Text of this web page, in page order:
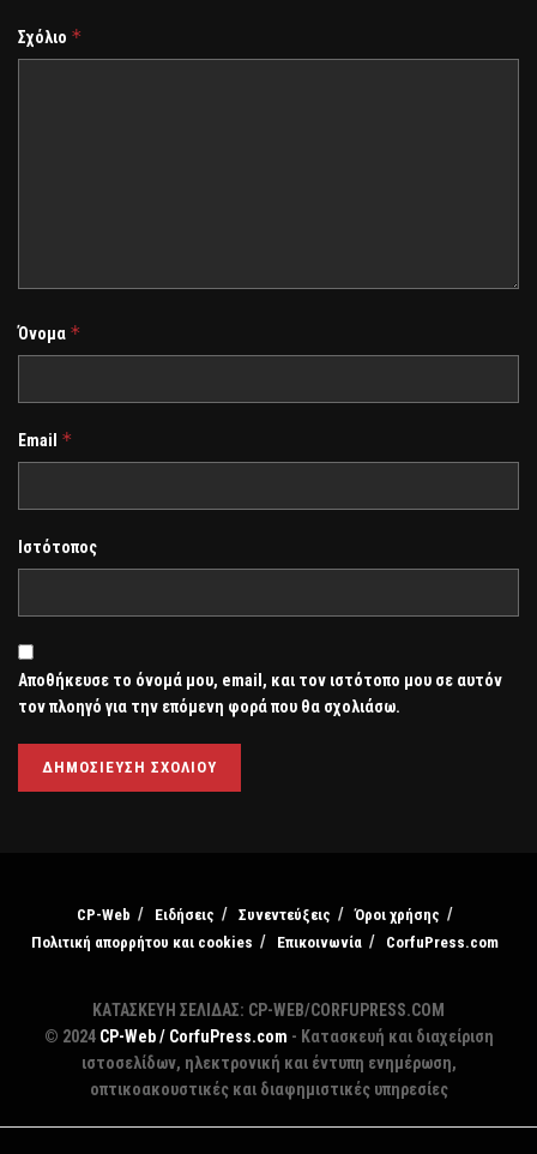
Σχόλιο *
Όνομα *
Email *
Ιστότοπος
Αποθήκευσε το όνομά μου, email, και τον ιστότοπο μου σε αυτόν
τον πλοηγό για την επόμενη φορά που θα σχολιάσω.
CP-Web Ειδήσεις Συνεντεύξεις
Όροι χρήσης
Πολιτική απορρήτου και cookies
Επικοινωνία CorfuPress.com
ΚΑΤΑΣΚΕΥΗ ΣΕΛΙΔΑΣ: CP-WEB/CORFUPRESS.COM
© 2024 CP-Web / CorfuPress.com - Κατασκευή και διαχείριση
ιστοσελίδων, ηλεκτρονική και έντυπη ενημέρωση,
οπτικοακουστικές και διαφημιστικές υπηρεσίες